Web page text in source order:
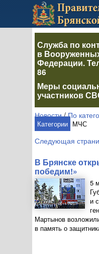
Служба по
в
Федерации.
86
Меры
участников
Новости/По
Категории МЧС
Следующая
В Брянске
победим!»
5
и
Мартынов
в память о